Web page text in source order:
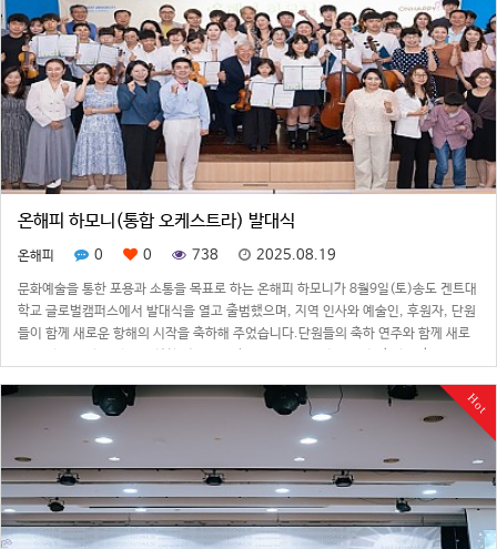
온해피 하모니(통합 오케스트라) 발대식
온해피 0 0 738 2025.08.19
문화예술을 통한 포용과 소통을 목표로 하는 온해피 하모니가 8월9일(토)송도 겐트대
학교 글로벌캠퍼스에서 발대식을 열고 출범했으며, 지역 인사와 예술인, 후원자, 단원
들이 함께 새로운 항해의 시작을 축하해 주었습니다.단원들의 축하 연주와 함께 새로
Hot